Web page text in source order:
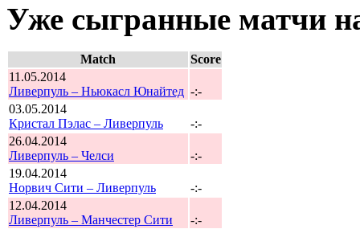
Уже сыгранные матчи
Match
Score
11.05.2014
Ливерпуль – Ньюкасл Юнайтед -:-
03.05.2014
Кристал Пэлас – Ливерпуль
-:-
26.04.2014
Ливерпуль – Челси
-:-
19.04.2014
Норвич Сити – Ливерпуль
-:-
12.04.2014
Ливерпуль – Манчестер Сити
-:-